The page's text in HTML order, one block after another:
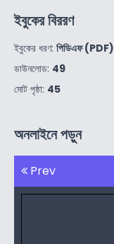
ইবুকের বিররণ
ইবুকের ধরণ: পিডিএফ (PDF)
ডাউনলোড: 49
মোট পৃষ্ঠা: 45
অনলাইনে পড়ুন
Prev